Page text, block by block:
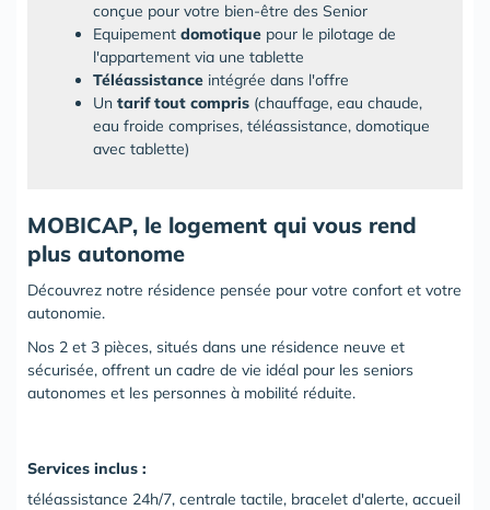
conçue pour votre bien-être des Senior
Equipement domotique pour le pilotage de
l'appartement via une tablette
Téléassistance intégrée dans l'offre
Un tarif tout compris (chauffage, eau chaude,
eau froide comprises, téléassistance, domotique
avec tablette)
MOBICAP, le logement qui vous rend
plus autonome
Découvrez notre résidence pensée pour votre confort et votre
autonomie.
Nos 2 et 3 pièces, situés dans une résidence neuve et
sécurisée, offrent un cadre de vie idéal pour les seniors
autonomes et les personnes à mobilité réduite.
Services inclus :
téléassistance 24h/7, centrale tactile, bracelet d'alerte, accueil